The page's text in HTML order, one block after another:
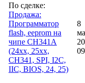
По сделке:
Продажа:
Программатор
flash, eeprom на
чипе CH341A
(24xx, 25xx,
CH341, SPI, I2C,
IIC, BIOS, 24, 25)
8